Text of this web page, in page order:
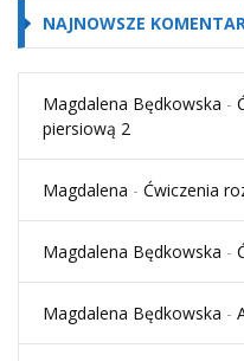
NAJNOWSZE
Magdalena Będkowska -
piersiową 2
Magdalena - Ćwiczenia
Magdalena Będkowska -
Magdalena Będkowska -